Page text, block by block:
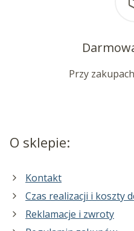
Przy
O sklepie:
Kontakt
Czas realizacji i koszty
Reklamacje i zwroty